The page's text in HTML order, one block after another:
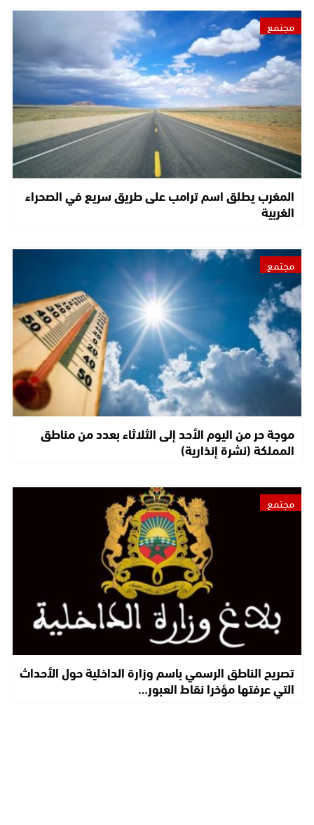
مجتمع
المغرب يطلق اسم ترامب على طريق سريع في الصحراء
الغربية
مجتمع
موجة حر من اليوم الأحد إلى الثلاثاء بعدد من مناطق
المملكة (نشرة إنذارية)
مجتمع
تصريح الناطق الرسمي باسم وزارة الداخلية حول الأحداث
التي عرفتها مؤخرا نقاط العبور…